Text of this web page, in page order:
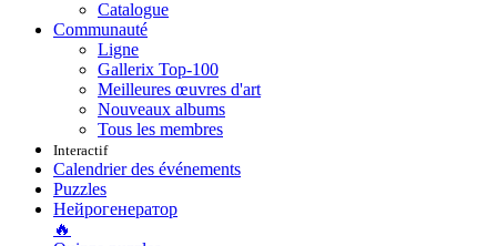
Catalogue
Communauté
Ligne
Gallerix Top-100
Meilleures œuvres d'art
Nouveaux albums
Tous les membres
Interactif
Calendrier des événements
Puzzles
Нейрогенератор
🔥